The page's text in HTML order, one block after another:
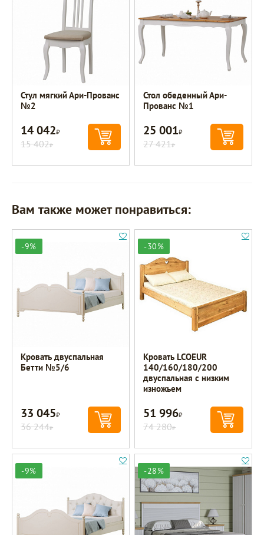
Стул мягкий Ари-Прованс
№2
14 042Р
15 402Р
Стол обеденный Ари-
Прованс №1
25 001Р
27 421Р
Вам также может понравиться:
-9%
Кровать двуспальная
Бетти №5/6
33 045Р
36 244Р
-30%
Кровать LCOEUR
140/160/180/200
двуспальная с низким
изножьем
51 996Р
74 280Р
-9% -28%